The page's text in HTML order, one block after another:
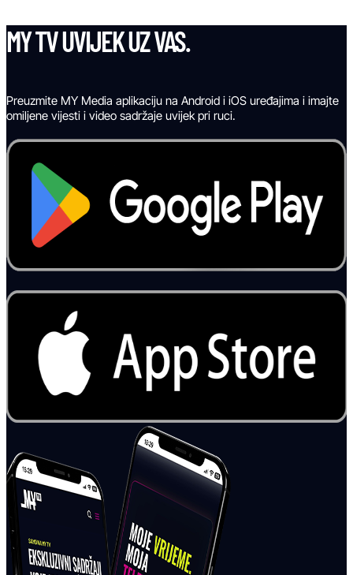
MY TV UVIJEK UZ VAS.
Preuzmite MY Media aplikaciju na Android i iOS uređajima i imajte
omiljene vijesti i video sadržaje uvijek pri ruci.